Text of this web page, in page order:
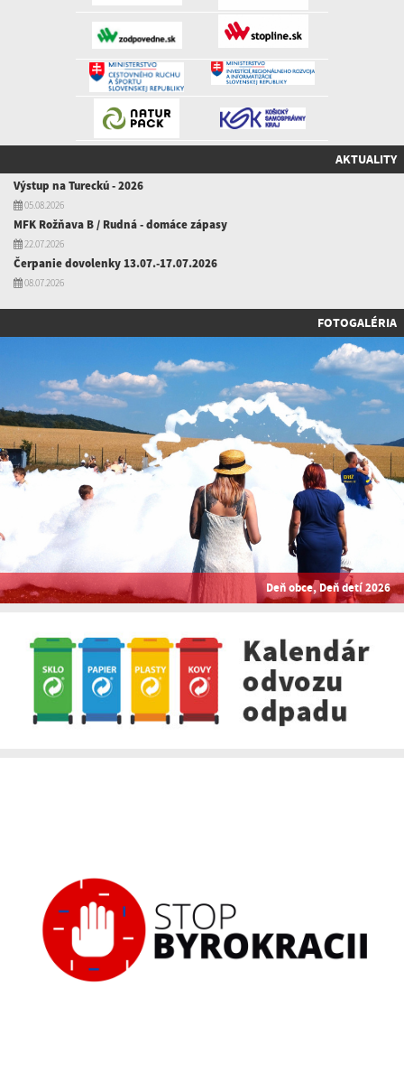
AKTUALITY
Výstup na Tureckú - 2026
05.08.2026
MFK Rožňava B / Rudná - domáce zápasy
22.07.2026
Čerpanie dovolenky 13.07.-17.07.2026
08.07.2026
FOTOGALÉRIA
Deň obce, Deň detí 2026